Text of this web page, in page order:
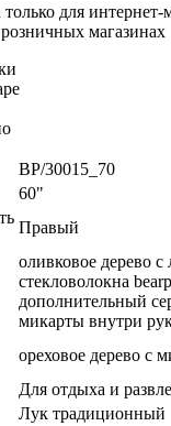
для
магазинах
BP/30015_70
60"
Правый
оливковое дерево
стекловолокна
дополнительный
микарты внутри
ореховое дерево с
Для отдыха и
Лук традиционный